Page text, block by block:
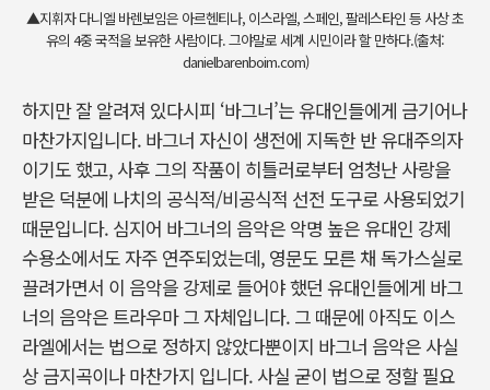
▲지휘자 다니엘 바렌보임은 아르헨티나, 이스라엘, 스페인, 팔레스타인 등 사상 초
유의 4중 국적을 보유한 사람이다. 그야말로 세계 시민이라 할 만하다.(출처:
danielbarenboim.com)
하지만 잘 알려져 있다시피 ‘바그너’는 유대인들에게 금기어나
마찬가지입니다. 바그너 자신이 생전에 지독한 반 유대주의자
이기도 했고, 사후 그의 작품이 히틀러로부터 엄청난 사랑을
받은 덕분에 나치의 공식적/비공식적 선전 도구로 사용되었기
때문입니다. 심지어 바그너의 음악은 악명 높은 유대인 강제
수용소에서도 자주 연주되었는데, 영문도 모른 채 독가스실로
끌려가면서 이 음악을 강제로 들어야 했던 유대인들에게 바그
너의 음악은 트라우마 그 자체입니다. 그 때문에 아직도 이스
라엘에서는 법으로 정하지 않았다뿐이지 바그너 음악은 사실
상 금지곡이나 마찬가지 입니다. 사실 굳이 법으로 정할 필요